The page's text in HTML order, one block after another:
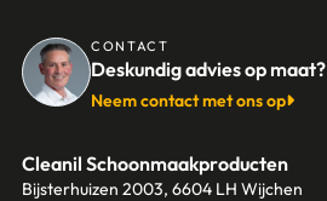
CONTACT
Deskundig advies op maat?
Neem contact met ons op
Cleanil Schoonmaakproducten
Bijsterhuizen 2003, 6604 LH Wijchen